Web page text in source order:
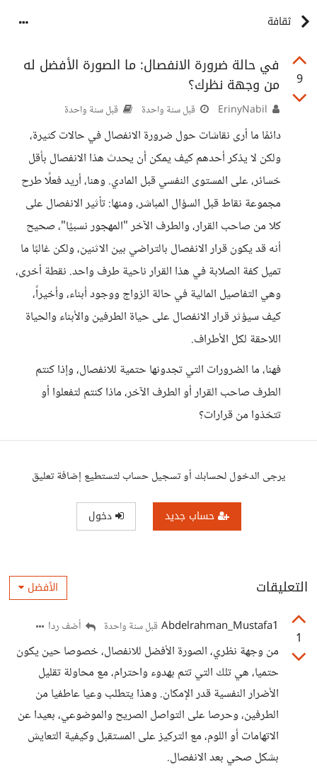
ثقافة
9
في حالة ضرورة الانفصال: ما الصورة الأفضل له
من وجهة نظرك؟
قبل سنة واحدة قبل سنة واحدة
دائمًا ما أرى نقاشات حول ضرورة الانفصال في حالات كثيرة،
ولكن لا يذكر أحدهم كيف يمكن أن يحدث هذا الانفصال بأقل
خسائر، على المستوى النفسي قبل المادي. وهنا، أريد فعلًا طرح
مجموعة نقاط قبل السؤال المباشر، ومنها: تأثير الانفصال على
كلا من صاحب القرار، والطرف الآخر "المهجور نسبيًا"، صحيح
أنه قد يكون قرار الانفصال بالتراضي بين الاثنين، ولكن غالبًا ما
تميل كفة الصلابة في هذا القرار ناحية طرف واحد. نقطة أخرى،
وهي التفاصيل المالية في حالة الزواج ووجود أبناء، وأخيراً،
كيف سيؤثر قرار الانفصال على حياة الطرفين والأبناء والحياة
اللاحقة لكل الأطراف.
فهنا، ما الضرورات التي تجدونها حتمية للانفصال، وإذا كنتم
الطرف صاحب القرار أو الطرف الآخر، ماذا كنتم لتفعلوا أو
تتخذوا من قرارات؟
يرجى الدخول لحسابك أو تسجيل حساب لتستطيع إضافة تعليق
حساب جديد دخول
التعليقات الأفضل
1
Abdelrahman_Mustafa1 قبل سنة واحدة أضف ردا
من وجهة نظري، الصورة الأفضل للانفصال، خصوصا حين يكون
حتميا، هي تلك التي تتم بهدوء واحترام، مع محاولة تقليل
الأضرار النفسية قدر الإمكان. وهذا يتطلب وعيا عاطفيا من
الطرفين، وحرصا على التواصل الصريح والموضوعي، بعيدا عن
الاتهامات أو اللوم، مع التركيز على المستقبل وكيفية التعايش
بشكل صحي بعد الانفصال.